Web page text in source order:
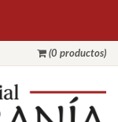
(0 productos)